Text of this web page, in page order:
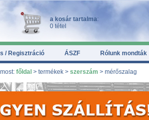
a kosár tartalma:
0 tétel
/ Regisztráció ÁSZF Rólunk mondták
főldal > termékek > szerszám > mérőszalag